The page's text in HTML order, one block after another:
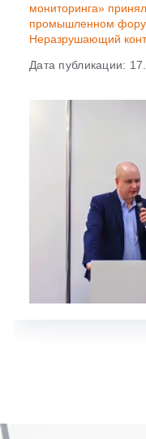
мониторинга»
промышленном
Неразрушающий
Дата публикации: